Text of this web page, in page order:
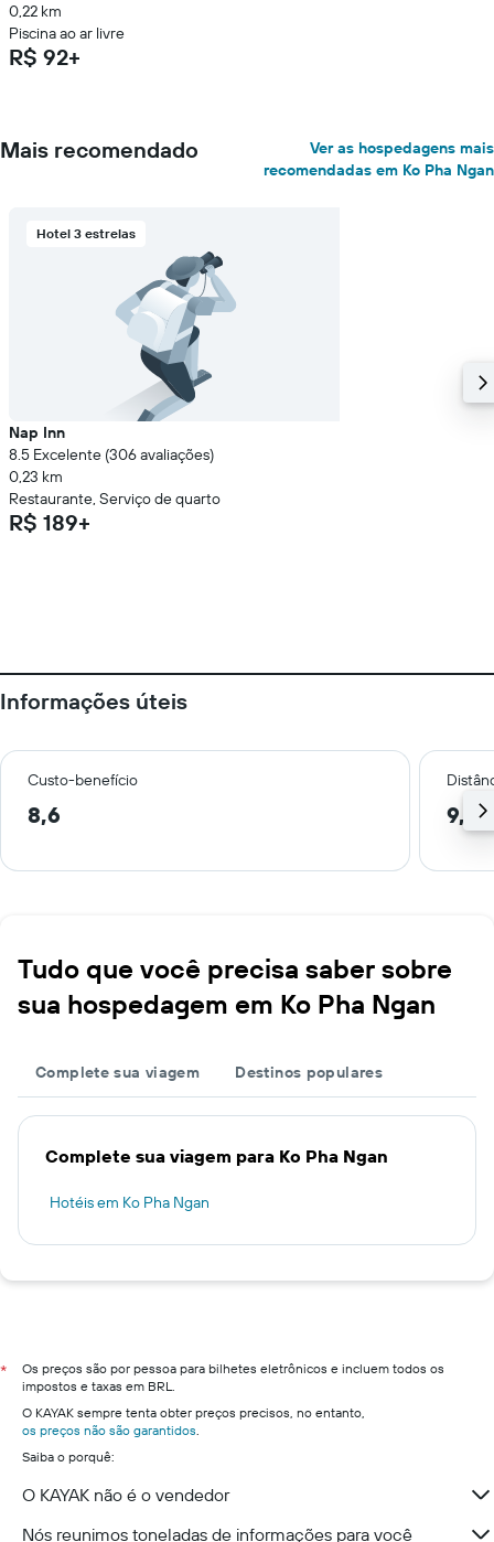
0,22 km
Piscina ao ar livre
R$ 92+
Mais recomendado
Ver as hospedagens mais
recomendadas em Ko Pha Ngan
Hotel 3 estrelas
Nap Inn
8.5 Excelente (306 avaliações)
0,23 km
Restaurante, Serviço de quarto
R$ 189+
Informações úteis
Custo-benefício
8,6 9,4
Tudo que você precisa saber sobre
sua hospedagem em Ko Pha Ngan
Complete sua viagem Destinos populares
Complete sua viagem para Ko Pha Ngan
Hotéis em Ko Pha Ngan
*
Os preços são por pessoa para bilhetes eletrônicos e incluem todos os
impostos e taxas em BRL.
O KAYAK sempre tenta obter preços precisos, no entanto,
os preços não são garantidos.
Saiba o porquê:
O KAYAK não é o vendedor
Nós reunimos toneladas de informações para você